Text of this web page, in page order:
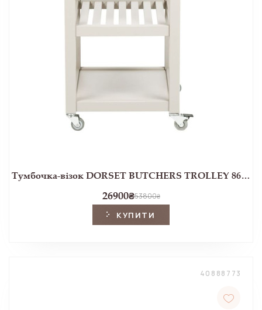
Тумбочка-візок DORSET BUTCHERS TROLLEY 86*65*45 (White)
26900₴53800₴
КУПИТИ
40888773